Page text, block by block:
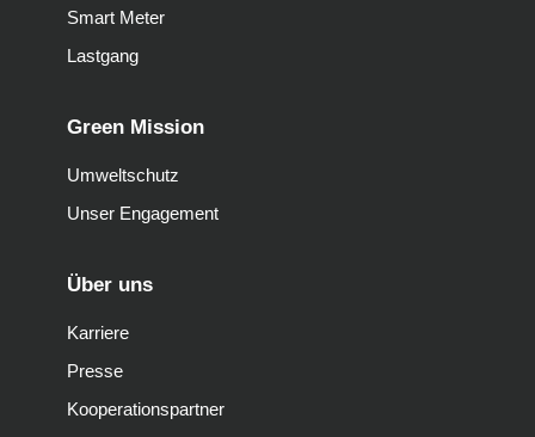
Smart Meter
Lastgang
Green Mission
Umweltschutz
Unser Engagement
Über uns
Karriere
Presse
Kooperationspartner